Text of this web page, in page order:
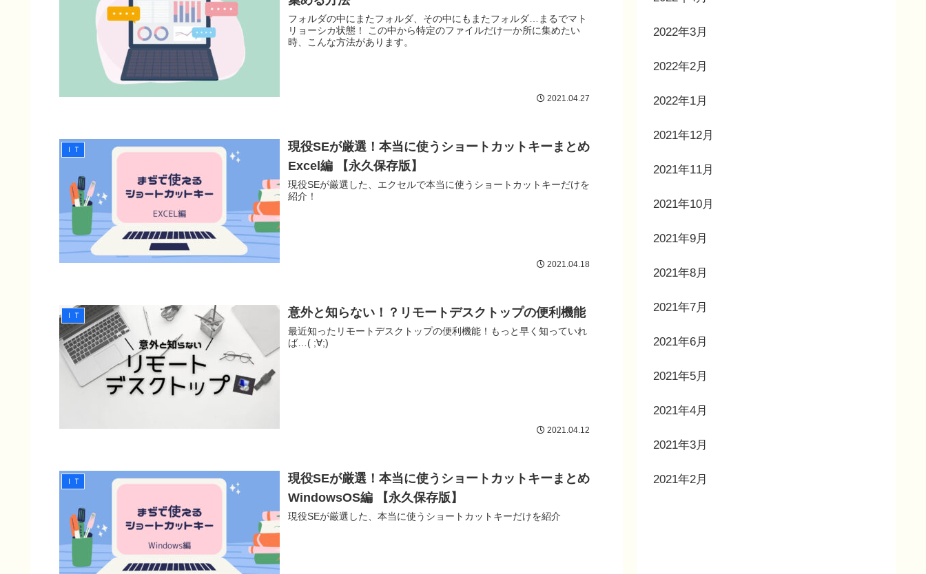
フォルダの中にまたフォルダ、その中にもまたフォルダ…まるでマト
リョーシカ状態！ この中から特定のファイルだけ一か所に集めたい
時、こんな方法があります。
2021.04.27
ＩＴ
現役SEが厳選！本当に使うショートカットキーまとめ
Excel編 【永久保存版】
現役SEが厳選した、エクセルで本当に使うショートカットキーだけを
紹介！
2021.04.18
ＩＴ 意外と知らない！？リモートデスクトップの便利機能
最近知ったリモートデスクトップの便利機能！もっと早く知っていれ
ば…( ;∀;)
2021.04.12
ＩＴ
現役SEが厳選！本当に使うショートカットキーまとめ
WindowsOS編 【永久保存版】
現役SEが厳選した、本当に使うショートカットキーだけを紹介
2022年3月
2022年2月
2022年1月
2021年12月
2021年11月
2021年10月
2021年9月
2021年8月
2021年7月
2021年6月
2021年5月
2021年4月
2021年3月
2021年2月